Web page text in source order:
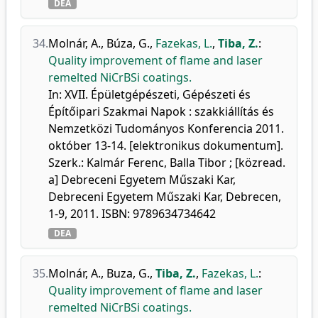
DEA
34.Molnár, A., Búza, G., Fazekas, L., Tiba, Z.:
Quality improvement of flame and laser
remelted NiCrBSi coatings.
In: XVII. Épületgépészeti, Gépészeti és
Építőipari Szakmai Napok : szakkiállítás és
Nemzetközi Tudományos Konferencia 2011.
október 13-14. [elektronikus dokumentum].
Szerk.: Kalmár Ferenc, Balla Tibor ; [közread.
a] Debreceni Egyetem Műszaki Kar,
Debreceni Egyetem Műszaki Kar, Debrecen,
1-9, 2011. ISBN: 9789634734642
DEA
35.Molnár, A., Buza, G., Tiba, Z., Fazekas, L.:
Quality improvement of flame and laser
remelted NiCrBSi coatings.